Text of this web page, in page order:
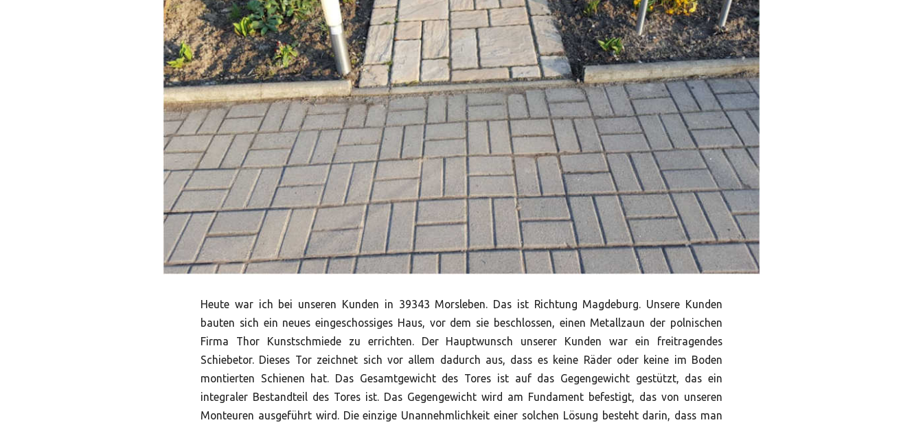
Heute war ich bei unseren Kunden in 39343 Morsleben. Das ist Richtung Magdeburg. Unsere Kunden
bauten sich ein neues eingeschossiges Haus, vor dem sie beschlossen, einen Metallzaun der polnischen
Firma Thor Kunstschmiede zu errichten. Der Hauptwunsch unserer Kunden war ein freitragendes
Schiebetor. Dieses Tor zeichnet sich vor allem dadurch aus, dass es keine Räder oder keine im Boden
montierten Schienen hat. Das Gesamtgewicht des Tores ist auf das Gegengewicht gestützt, das ein
integraler Bestandteil des Tores ist. Das Gegengewicht wird am Fundament befestigt, das von unseren
Monteuren ausgeführt wird. Die einzige Unannehmlichkeit einer solchen Lösung besteht darin, dass man